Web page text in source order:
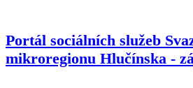
Portál sociálních služeb
mikroregionu Hlučínska -